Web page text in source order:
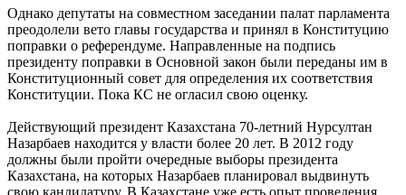
Однако депутаты на совместном заседании палат парламента
преодолели вето главы государства и принял в Конституцию
поправки о референдуме. Направленные на подпись
президенту поправки в Основной закон были переданы им в
Конституционный совет для определения их соответствия
Конституции. Пока КС не огласил свою оценку.
Действующий президент Казахстана 70-летний Нурсултан
Назарбаев находится у власти более 20 лет. В 2012 году
должны были пройти очередные выборы президента
Казахстана, на которых Назарбаев планировал выдвинуть
свою кандидатуру. В Казахстане уже есть опыт проведения